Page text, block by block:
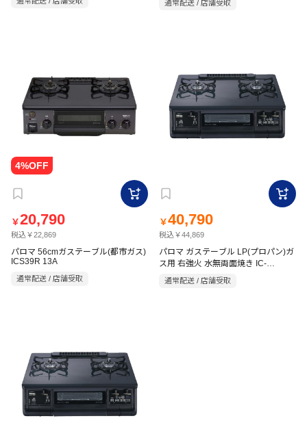
通常配送 / 店舗受取
￥20,790
税込￥22,869
パロマ 56cmガステーブル(都市ガス)
ICS39R 13A
通常配送 / 店舗受取
￥40,790
税込￥44,869
パロマ ガステーブル LP(プロパン)ガ
ス用 右強火 水無両面焼き IC-
通常配送 / 店舗受取